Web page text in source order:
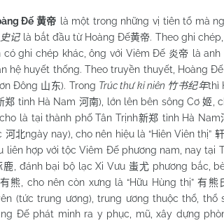
Đế 黄帝
là một trong những vị tiên tổ mà
史记 là bắt đầu từ Hoàng Đế黄帝. Theo ghi
có ghi chép khác, ông với Viêm Đế 炎帝 là
hệ huyết thống. Theo truyền thuyết, Hoàng
Đông 山东). Trong Trúc thư kỉ niên 竹书纪年thì
郑 tỉnh Hà Nam 河南), lớn lên bên sông Cơ姬 ,
là tại thành phố Tân Trịnh新郑 tỉnh Hà Nam
河北ngày nay), cho nên hiệu là “Hiên Viên thị”
liên hợp với tộc Viêm Đế phương nam, nay tại
鹿 , đánh bại bộ lạc Xi Vưu 蚩尤 phương bắc,
有熊 , cho nên còn xưng là “Hữu Hùng thị”有熊
(tức trung ương), trung ương thuộc thổ,
Đế phát minh ra y phục, mũ, xây dựng